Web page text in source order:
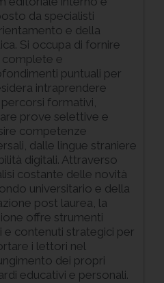
da specialisti
e della
Si occupa di fornire
complete e
puntuali per
intraprendere
formativi,
prove selettive e
competenze
dalle lingue straniere
digitali. Attraverso
costante delle novità
universitario e della
post laurea, la
offre strumenti
e contenuti strategici per
i lettori nel
dei propri
educativi e personali.